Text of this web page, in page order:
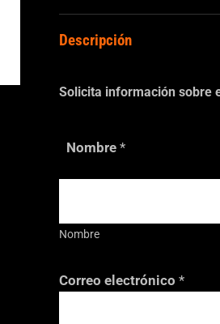
Descripción
Solicita información sobre
Nombre *
Nombre
e
Correo electrónico *